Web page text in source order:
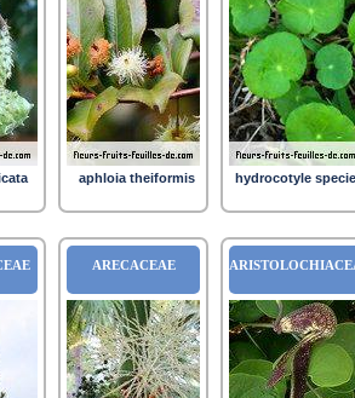
aphloia theiformis hydrocotyle
ARECACEAE